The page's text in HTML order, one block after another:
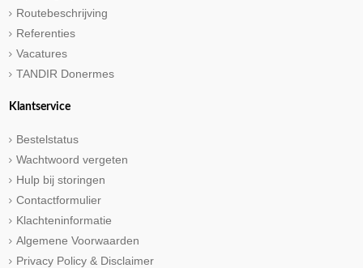
Routebeschrijving
Referenties
Vacatures
TANDIR Donermes
Klantservice
Bestelstatus
Wachtwoord vergeten
Hulp bij storingen
Contactformulier
Klachteninformatie
Algemene Voorwaarden
Privacy Policy & Disclaimer